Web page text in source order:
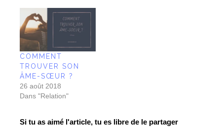
COMMENT
TROUVER SON
ÂME-SŒUR ?
26 août 2018
Dans "Relation"
Si tu as aimé l'article, tu es libre de le partager